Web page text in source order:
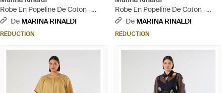
Robe En Popeline De Coton -
Marron
De MARINA RINALDI
RÉDUCTION
Robe En Popeline De Coton -
Rouge
De MARINA RINALDI
RÉDUCTION